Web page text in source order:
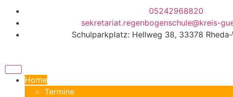
05242968820
sekretariat.regenbogenschule@kreis-
Schulparkplatz: Hellweg 38, 33378
Home
Termine